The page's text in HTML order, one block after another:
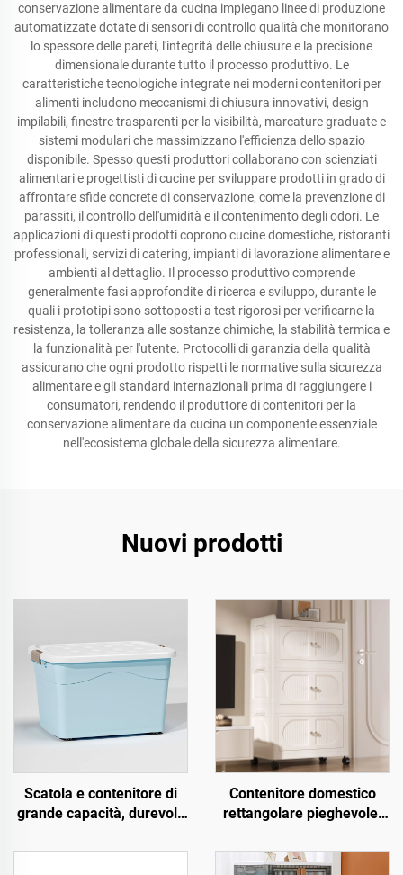
conservazione alimentare da cucina impiegano linee di produzione
automatizzate dotate di sensori di controllo qualità che monitorano
lo spessore delle pareti, l'integrità delle chiusure e la precisione
dimensionale durante tutto il processo produttivo. Le
caratteristiche tecnologiche integrate nei moderni contenitori per
alimenti includono meccanismi di chiusura innovativi, design
impilabili, finestre trasparenti per la visibilità, marcature graduate e
sistemi modulari che massimizzano l'efficienza dello spazio
disponibile. Spesso questi produttori collaborano con scienziati
alimentari e progettisti di cucine per sviluppare prodotti in grado di
affrontare sfide concrete di conservazione, come la prevenzione di
parassiti, il controllo dell'umidità e il contenimento degli odori. Le
applicazioni di questi prodotti coprono cucine domestiche, ristoranti
professionali, servizi di catering, impianti di lavorazione alimentare e
ambienti al dettaglio. Il processo produttivo comprende
generalmente fasi approfondite di ricerca e sviluppo, durante le
quali i prototipi sono sottoposti a test rigorosi per verificarne la
resistenza, la tolleranza alle sostanze chimiche, la stabilità termica e
la funzionalità per l'utente. Protocolli di garanzia della qualità
assicurano che ogni prodotto rispetti le normative sulla sicurezza
alimentare e gli standard internazionali prima di raggiungere i
consumatori, rendendo il produttore di contenitori per la
conservazione alimentare da cucina un componente essenziale
nell'ecosistema globale della sicurezza alimentare.
Nuovi prodotti
Scatola e contenitore di
grande capacità, durevole
abbigliamento con
Contenitore domestico
rettangolare pieghevole,
plastica PP, semplice, di